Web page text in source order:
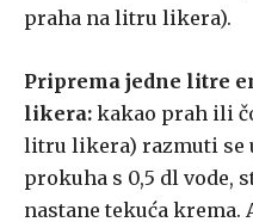
praha na litru likera).
Priprema jedne litre
likera: kakao prah ili
litru likera) razmuti se
prokuha s 0,5 dl vode,
nastane tekuća krema.